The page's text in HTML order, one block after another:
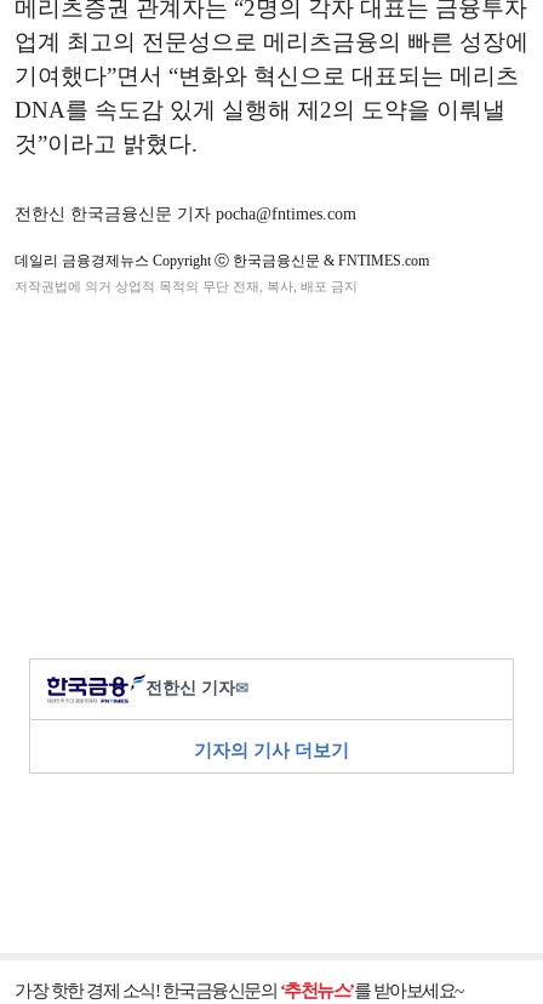
메리츠증권 관계자는 “2명의 각자 대표는 금융투자
업계 최고의 전문성으로 메리츠금융의 빠른 성장에
기여했다”면서 “변화와 혁신으로 대표되는 메리츠
DNA를 속도감 있게 실행해 제2의 도약을 이뤄낼
것”이라고 밝혔다.
전한신 한국금융신문 기자 pocha@fntimes.com
데일리 금융경제뉴스 Copyright ⓒ 한국금융신문 & FNTIMES.com
저작권법에 의거 상업적 목적의 무단 전재, 복사, 배포 금지
전한신 기자✉
기자의 기사 더보기
가장 핫한 경제 소식! 한국금융신문의 ‘추천뉴스’를 받아보세요~